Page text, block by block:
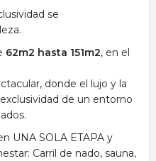
se
62m2 hasta 151m2, en el
donde el lujo y la
de un entorno
UNA SOLA ETAPA y
Carril de nado, sauna,